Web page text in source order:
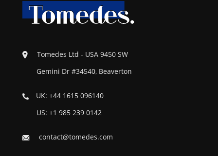
Tomedes Ltd - USA 9450 SW
Gemini Dr #34540, Beaverton
UK: +44 1615 096140
US: +1 985 239 0142
contact@tomedes.com